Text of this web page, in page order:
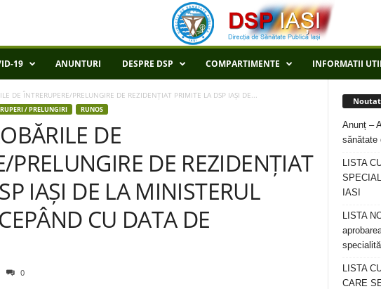
19 ANUNTURI DESPRE DSP COMPARTIMENTE INFORMATII
DE ÎNTRERUPERE/PRELUNGIRE DE REZIDENȚIAT PRIMITE LA DSP IAȘI DE...
/ PRELUNGIRI RUNOS
DE
PRELUNGIRE DE REZIDENȚIAT
IAȘI DE LA MINISTERUL
CU DATA DE
0
Anunț –
sănătate
LISTA
IASI
LISTA
LISTA
CARE